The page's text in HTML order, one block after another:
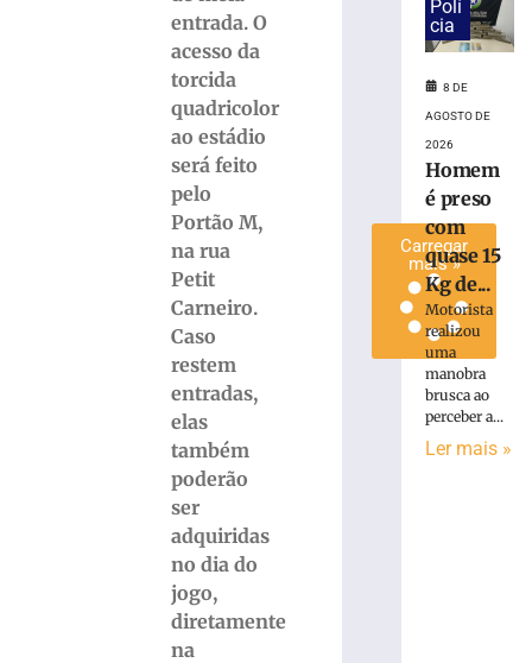
entrada. O
acesso da
torcida
quadricolor
ao estádio
será feito
pelo
Portão M,
na rua
Petit
Carneiro.
Caso
restem
entradas,
elas
também
poderão
ser
adquiridas
no dia do
jogo,
diretamente
na
Carregar
mais »
Polí
cia
8 DE
AGOSTO DE
2026
Homem
é preso
com
quase 15
Kg de...
Motorista
realizou
uma
manobra
brusca ao
perceber a...
Ler mais »